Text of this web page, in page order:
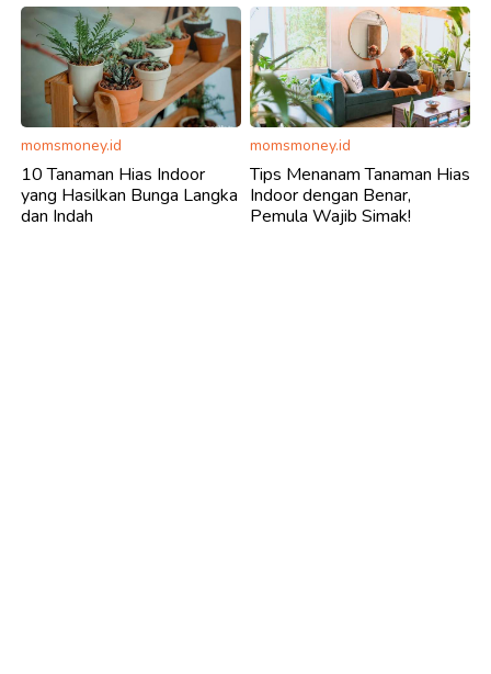
momsmoney.id
10 Tanaman Hias Indoor
yang Hasilkan Bunga Langka
dan Indah
momsmoney.id
Tips Menanam Tanaman Hias
Indoor dengan Benar,
Pemula Wajib Simak!